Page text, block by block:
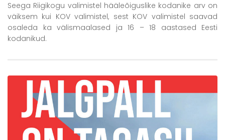
Seega Riigikogu valimistel hääleõiguslike kodanike arv on
väiksem kui KOV valimistel, sest KOV valimistel saavad
osaleda ka välismaalased ja 16 – 18 aastased Eesti
kodanikud.